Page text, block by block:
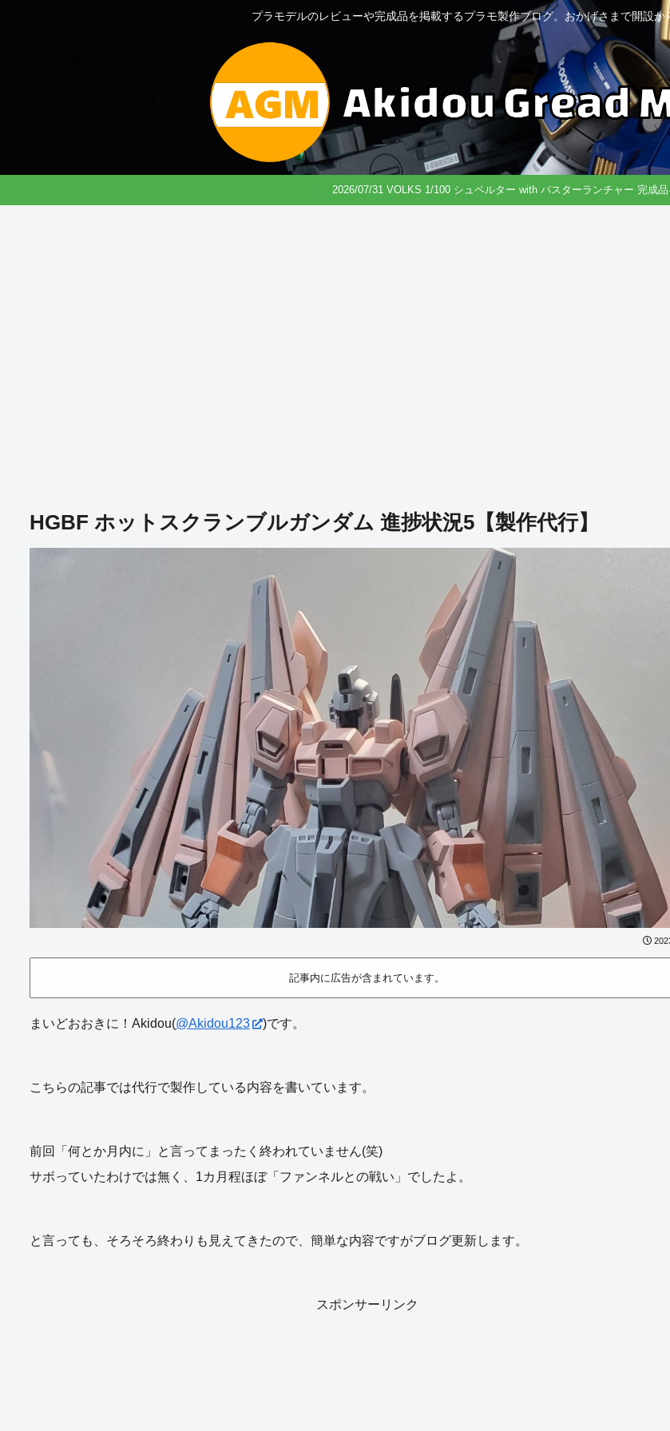
プラモデルのレビューや完成品を掲載するプラモ製作ブログ。おかげさまで開設か
2026/07/31 VOLKS 1/100 シュペルター with バスターランチャー 完成
HGBF ホットスクランブルガンダム 進捗状況5【製作代行】
記事内に広告が含まれています。
まいどおおきに！Akidou(@Akidou123 )です。
こちらの記事では代行で製作している内容を書いています。
前回「何とか月内に」と言ってまったく終われていません(笑)
サボっていたわけでは無く、1カ月程ほぼ「ファンネルとの戦い」でしたよ。
と言っても、そろそろ終わりも見えてきたので、簡単な内容ですがブログ更新します。
スポンサーリンク